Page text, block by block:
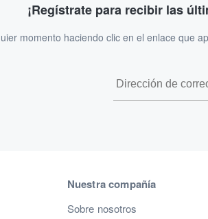
¡Regístrate para recibir las
momento haciendo clic en el enlace que
Nuestra compañía
Sobre nosotros